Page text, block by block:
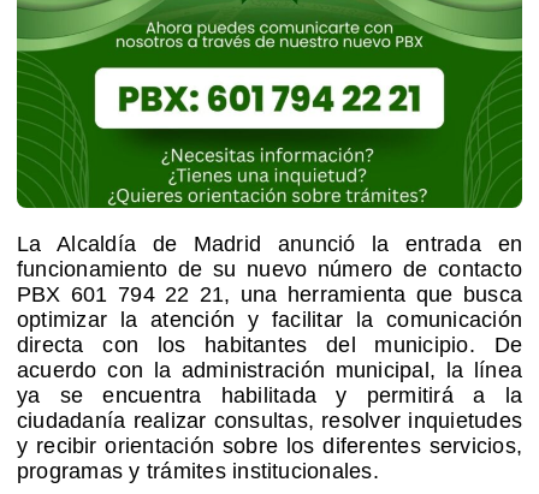
La Alcaldía de Madrid anunció la entrada en
funcionamiento de su nuevo número de contacto
PBX 601 794 22 21, una herramienta que busca
optimizar la atención y facilitar la comunicación
directa con los habitantes del municipio. De
acuerdo con la administración municipal, la línea
ya se encuentra habilitada y permitirá a la
ciudadanía realizar consultas, resolver inquietudes
y recibir orientación sobre los diferentes servicios,
programas y trámites institucionales.